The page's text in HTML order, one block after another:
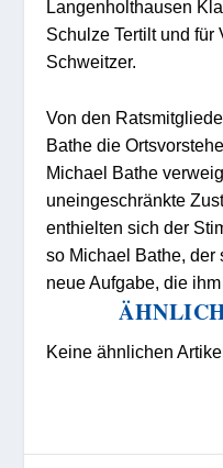
Langenholthausen
Schulze Tertilt und
Schweitzer.
Von den
Bathe die
Michael Bathe
uneingeschränkte
enthielten sich der
so Michael Bathe, der
neue Aufgabe, die
Keine ähnlichen